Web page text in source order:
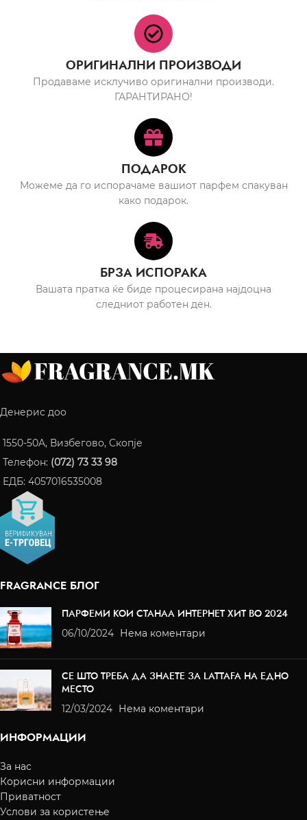
ОРИГИНАЛНИ ПРОИЗВОДИ
Продаваме исклучиво оригинални производи.
ГАРАНТИРАНО!
ПОДАРОК
Можеме да го испорачаме вашиот парфем спакуван
како подарок.
БРЗА ИСПОРАКА
Вашата пратка ќе биде процесирана најдоцна
следниот работен ден.
Денерис доо
1550-50A, Визбегово, Скопје
Телефон: (072) 73 33 98
ЕДБ: 4057016535008
FRAGRANCE БЛОГ
ПАРФЕМИ КОИ СТАНАА ИНТЕРНЕТ ХИТ ВО 2024
06/10/2024 Нема коментари
СЕ ШТО ТРЕБА ДА ЗНАЕТЕ ЗА LATTAFA НА ЕДНО
МЕСТО
12/03/2024 Нема коментари
ИНФОРМАЦИИ
За нас
Корисни информации
Приватност
Услови за користење